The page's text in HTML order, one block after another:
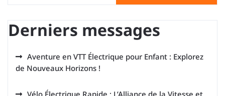
Derniers messages
Aventure en VTT Électrique pour Enfant : Explorez
de Nouveaux Horizons !
Vélo Électrique Rapide : L’Alliance de la Vitesse et